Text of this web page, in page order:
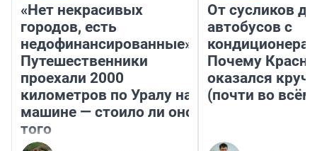
«Нет некрасивых
городов, есть
недофинансированные».
Путешественники
проехали 2000
километров по Уралу на
машине — стоило ли оно
того
От сусликов до
автобусов с
Почему
оказался
(почти во